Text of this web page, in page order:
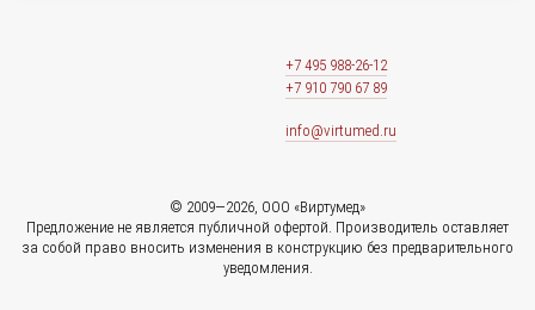
+7 495 988-26-12
+7 910 790 67 89
info@virtumed.ru
© 2009—2026, ООО «Виртумед»
Предложение не является публичной офертой. Производитель оставляет
за собой право вносить изменения в конструкцию без предварительного
уведомления.